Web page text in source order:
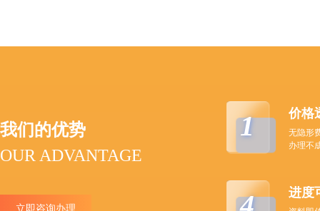
我们的优势
OUR ADVANTAGE
立即咨询办理
1 价格
无隐形
办理不
进度